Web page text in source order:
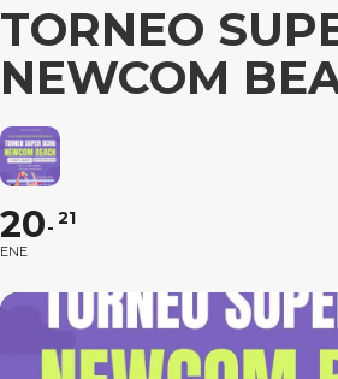
TORNEO
NEWCOM
20
ENE
21